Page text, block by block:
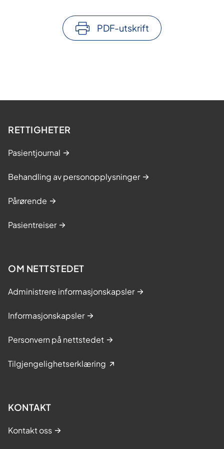
PDF-utskrift
RETTIGHETER
Pasientjournal
Behandling av personopplysninger
Pårørende
Pasientreiser
OM NETTSTEDET
Administrere informasjonskapsler
Informasjonskapsler
Personvern på nettstedet
Tilgjengelighetserklæring
KONTAKT
Kontakt oss